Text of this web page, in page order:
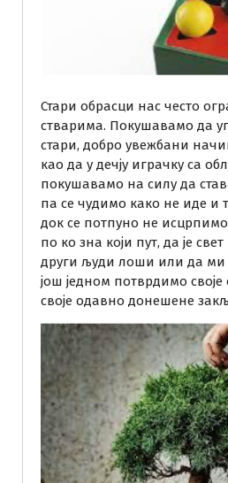
Стари обрасци нас често
стварима. Покушавамо да
стари, добро увежбани
као да у дечју играчку са
покушавамо на силу да
па се чудимо како не иде и
док се потпуно не
по ко зна који пут, да је
други људи лоши или да ми
још једном потврдимо своје
своје одавно донешене